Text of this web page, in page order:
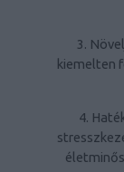
3.
kiemelten
4.